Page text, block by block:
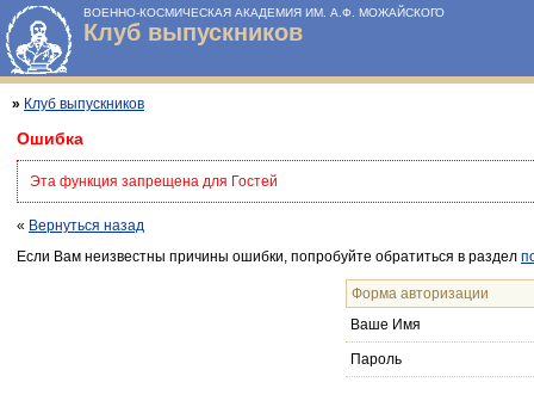
ВОЕННО-КОСМИЧЕСКАЯ АКАДЕМИЯ ИМ. А.Ф. МОЖАЙСКОГО
Клуб выпускников
» Клуб выпускников
Ошибка
Эта функция запрещена для Гостей
« Вернуться назад
Если Вам неизвестны причины ошибки, попробуйте обратиться в раздел
Форма авторизации
Ваше Имя
Пароль